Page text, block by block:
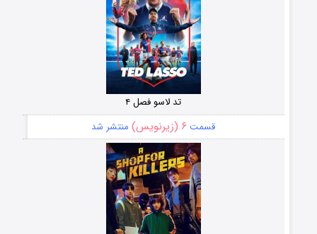
تد لاسو فصل ۴
قسمت ۶ (زیرنویس) منتشر شد